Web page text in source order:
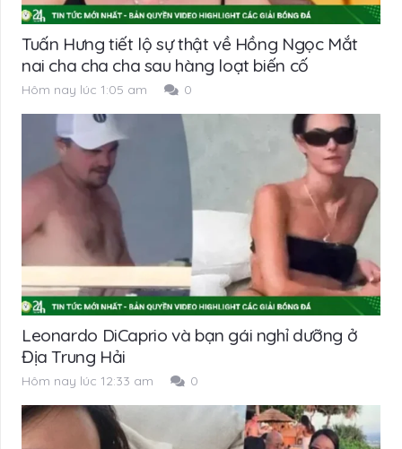
Tuấn Hưng tiết lộ sự thật về Hồng Ngọc Mắt
nai cha cha cha sau hàng loạt biến cố
Hôm nay lúc 1:05 am 0
Leonardo DiCaprio và bạn gái nghỉ dưỡng ở
Địa Trung Hải
Hôm nay lúc 12:33 am 0